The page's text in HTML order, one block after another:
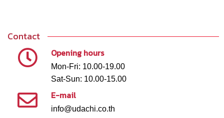
Contact
Opening hours
Mon-Fri: 10.00-19.00
Sat-Sun: 10.00-15.00
E-mail
info@udachi.co.th